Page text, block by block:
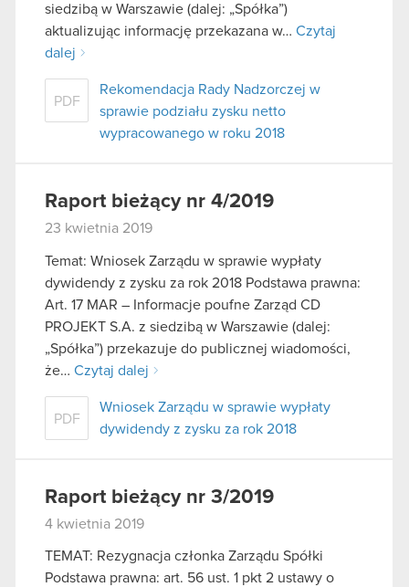
siedzibą w Warszawie (dalej: „Spółka”)
aktualizując informację przekazana w… Czytaj
dalej
PDF
Rekomendacja Rady Nadzorczej w
sprawie podziału zysku netto
wypracowanego w roku 2018
Raport bieżący nr 4/2019
23 kwietnia 2019
Temat: Wniosek Zarządu w sprawie wypłaty
dywidendy z zysku za rok 2018 Podstawa prawna:
Art. 17 MAR – Informacje poufne Zarząd CD
PROJEKT S.A. z siedzibą w Warszawie (dalej:
„Spółka”) przekazuje do publicznej wiadomości,
że… Czytaj dalej
PDF
Wniosek Zarządu w sprawie wypłaty
dywidendy z zysku za rok 2018
Raport bieżący nr 3/2019
4 kwietnia 2019
TEMAT: Rezygnacja członka Zarządu Spółki
Podstawa prawna: art. 56 ust. 1 pkt 2 ustawy o